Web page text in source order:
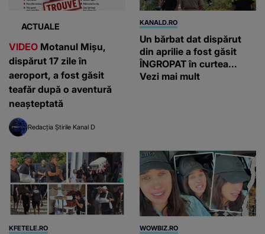
ACTUALE
VIDEO Motanul Mișu,
dispărut 17 zile în
aeroport, a fost găsit
teafăr după o aventură
neașteptată
Redacția Știrile Kanal D
KANALD.RO
Un bărbat dat dispărut
din aprilie a fost găsit
ÎNGROPAT în curtea...
Vezi mai mult
KFETELE.RO WOWBIZ.RO